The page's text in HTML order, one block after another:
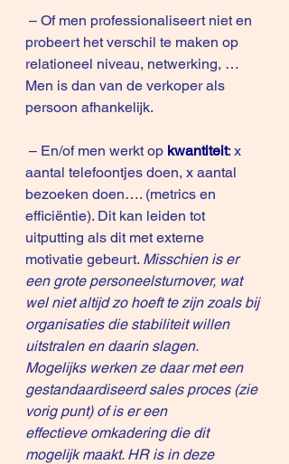
probeert het verschil te maken op
relationeel niveau, netwerking, …
Men is dan van de verkoper als
persoon afhankelijk.
– En/of men werkt op kwantiteit: x
aantal telefoontjes doen, x aantal
bezoeken doen…. (metrics en
efficiëntie). Dit kan leiden tot
uitputting als dit met externe
motivatie gebeurt. Misschien is er
een grote personeelsturnover, wat
wel niet altijd zo hoeft te zijn zoals bij
organisaties die stabiliteit willen
uitstralen en daarin slagen.
Mogelijks werken ze daar met een
gestandaardiseerd sales proces (zie
vorig punt) of is er een
effectieve omkadering die dit
mogelijk maakt. HR is in deze